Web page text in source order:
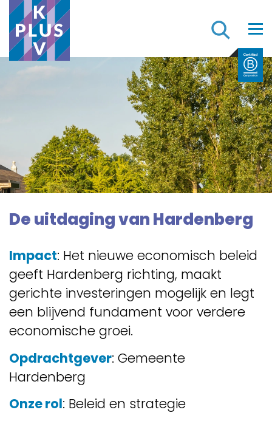
De uitdaging van Hardenberg
Impact: Het nieuwe economisch beleid
geeft Hardenberg richting, maakt
gerichte investeringen mogelijk en legt
een blijvend fundament voor verdere
economische groei.
Opdrachtgever: Gemeente
Hardenberg
Onze rol: Beleid en strategie